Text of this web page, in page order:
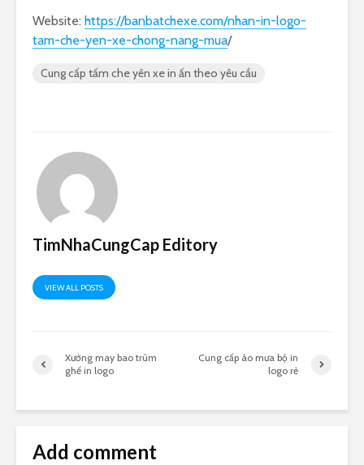
Website: https://banbatchexe.com/nhan-in-logo-
tam-che-yen-xe-chong-nang-mua/
Cung cấp tấm che yên xe in ấn theo yêu cầu
TimNhaCungCap Editory
VIEW ALL POSTS
Xưởng may bao trùm
ghế in logo
Cung cấp áo mưa bộ in
logo rẻ
Add comment